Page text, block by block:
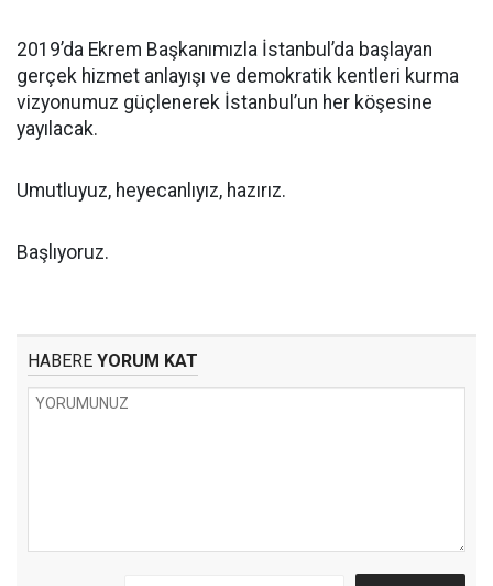
2019’da Ekrem Başkanımızla İstanbul’da başlayan
gerçek hizmet anlayışı ve demokratik kentleri kurma
vizyonumuz güçlenerek İstanbul’un her köşesine
yayılacak.
Umutluyuz, heyecanlıyız, hazırız.
Başlıyoruz.
HABERE YORUM KAT